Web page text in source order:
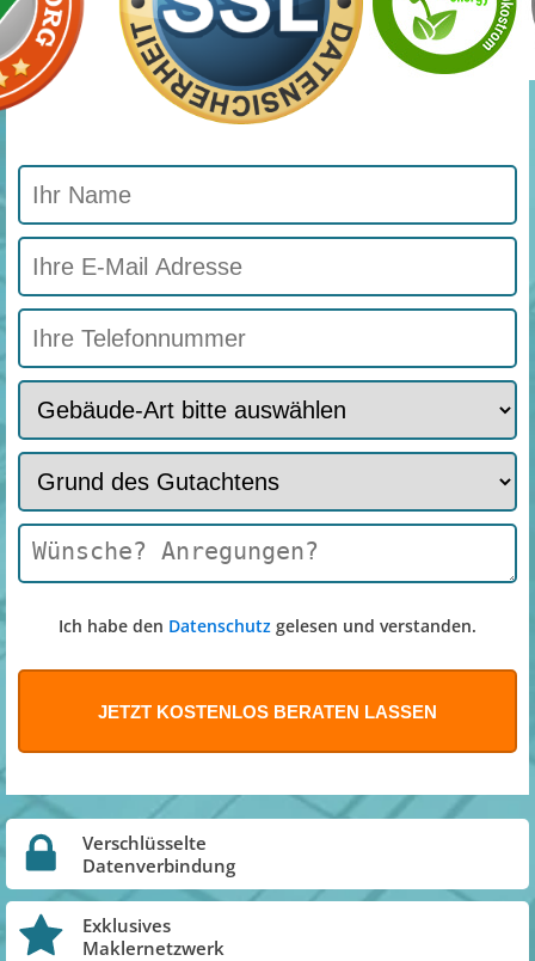
Ich habe den Datenschutz gelesen und verstanden.
Verschlüsselte
Datenverbindung
Exklusives
Maklernetzwerk